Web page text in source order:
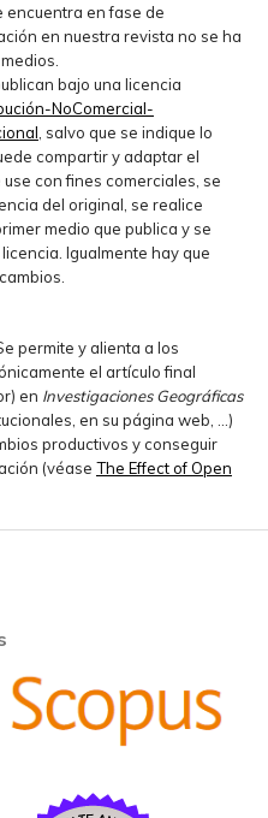
encuentra en fase de
en nuestra revista no se ha
bajo una licencia
NoComercial-
, salvo que se indique lo
compartir y adaptar el
con fines comerciales, se
del original, se realice
medio que publica y se
Igualmente hay que
permite y alienta a los
el artículo final
en Investigaciones Geográficas
en su página web, ...)
productivos y conseguir
(véase The Effect of Open